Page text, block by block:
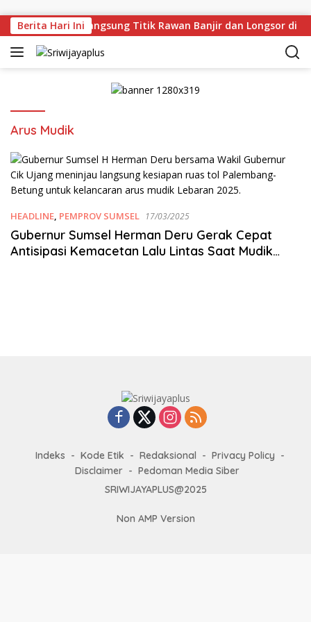
Berita Hari Ini
Deru Tinjau Langsung Titik Rawan Banjir dan Longsor di
Arus Mudik
HEADLINE, PEMPROV SUMSEL 17/03/2025
Gubernur Sumsel Herman Deru Gerak Cepat
Antisipasi Kemacetan Lalu Lintas Saat Mudik
Indeks Kode Etik Redaksional
Privacy Policy
Disclaimer
Pedoman Media Siber
SRIWIJAYAPLUS@2025
Non AMP Version